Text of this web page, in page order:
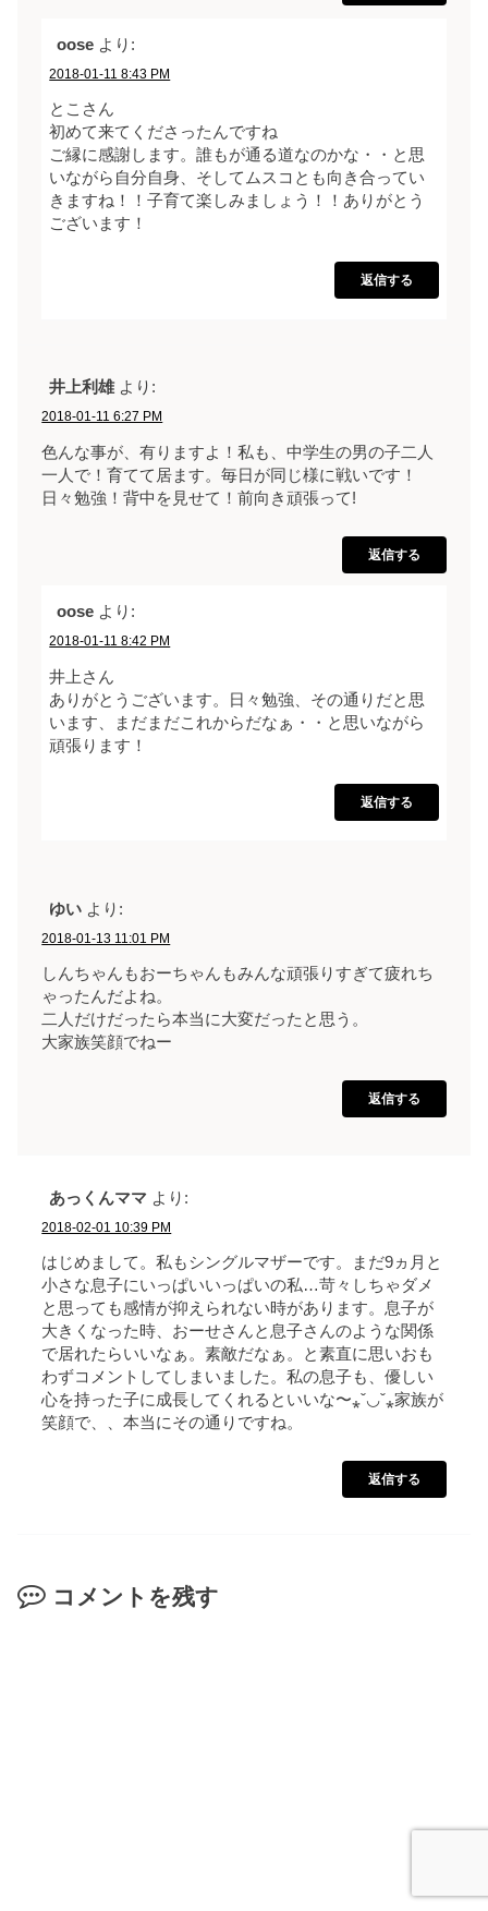
oose より:
2018-01-11 8:43 PM
とこさん
初めて来てくださったんですね
ご縁に感謝します。誰もが通る道なのかな・・と思
いながら自分自身、そしてムスコとも向き合ってい
きますね！！子育て楽しみましょう！！ありがとう
ございます！
返信する
井上利雄 より:
2018-01-11 6:27 PM
色んな事が、有りますよ！私も、中学生の男の子二人
一人で！育てて居ます。毎日が同じ様に戦いです！
日々勉強！背中を見せて！前向き頑張って!
返信する
oose より:
2018-01-11 8:42 PM
井上さん
ありがとうございます。日々勉強、その通りだと思
います、まだまだこれからだなぁ・・と思いながら
頑張ります！
返信する
ゆい より:
2018-01-13 11:01 PM
しんちゃんもおーちゃんもみんな頑張りすぎて疲れち
ゃったんだよね。
二人だけだったら本当に大変だったと思う。
大家族笑顔でねー
返信する
あっくんママ より:
2018-02-01 10:39 PM
はじめまして。私もシングルマザーです。まだ9ヵ月と
小さな息子にいっぱいいっぱいの私…苛々しちゃダメ
と思っても感情が抑えられない時があります。息子が
大きくなった時、おーせさんと息子さんのような関係
で居れたらいいなぁ。素敵だなぁ。と素直に思いおも
わずコメントしてしまいました。私の息子も、優しい
心を持った子に成長してくれるといいな〜⁎ˇ◡ˇ⁎家族が
笑顔で、、本当にその通りですね。
返信する
コメントを残す